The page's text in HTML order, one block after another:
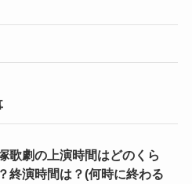
歌劇の上演時間はどのくら
終演時間は？(何時に終わる